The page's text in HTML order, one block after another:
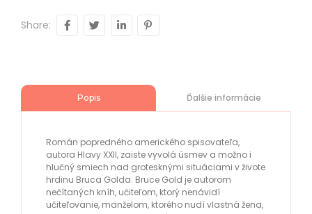
Share:
Popis Ďalšie informácie
Román popredného amerického spisovateľa,
autora Hlavy XXII, zaiste vyvolá úsmev a možno i
hlučný smiech nad grotesknými situáciami v živote
hrdinu Bruca Golda. Bruce Gold je autorom
nečítaných kníh, učiteľom, ktorý nenávidí
učiteľovanie, manželom, ktorého nudí vlastná žena,